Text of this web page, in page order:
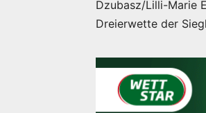
Dzubasz/Lilli-Marie
Dreierwette der